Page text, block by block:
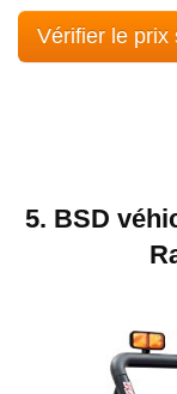
Vérifier le prix
5. BSD